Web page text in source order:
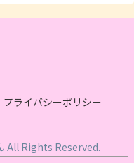
プライバシーポリシー
All Rights Reserved.